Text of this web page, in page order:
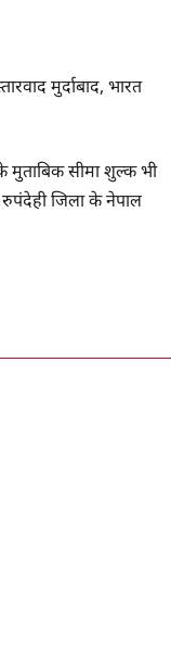
मुर्दाबाद, भारत
सीमा शुल्क भी
रुपंदेही जिला के नेपाल